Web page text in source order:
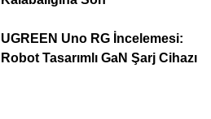
UGREEN Uno RG İncelemesi:
Robot Tasarımlı GaN Şarj Cihazı